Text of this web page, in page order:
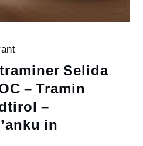
Selida
– Tramin
–
in